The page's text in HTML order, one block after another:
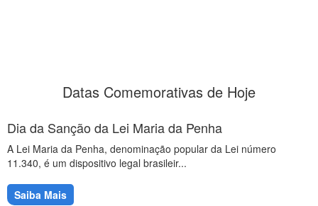
Datas Comemorativas de Hoje
Dia da Sanção da Lei Maria da Penha
A Lei Maria da Penha, denominação popular da Lei número
11.340, é um dispositivo legal brasileir...
Saiba Mais